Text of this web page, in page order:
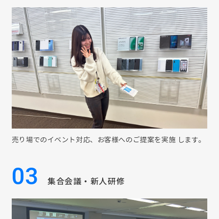
売り場でのイベント対応、お客様へのご提案を実施 します。
03 集合会議・新人研修